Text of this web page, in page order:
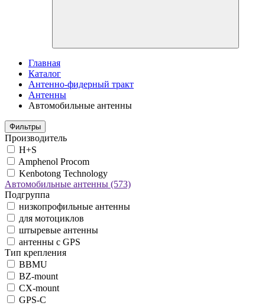
Главная
Каталог
Антенно-фидерный тракт
Антенны
Автомобильные антенны
Фильтры
Производитель
H+S
Amphenol Procom
Kenbotong Technology
Автомобильные антенны (573)
Подгруппа
низкопрофильные антенны
для мотоциклов
штыревые антенны
антенны с GPS
Тип крепления
BBMU
BZ-mount
CX-mount
GPS-C